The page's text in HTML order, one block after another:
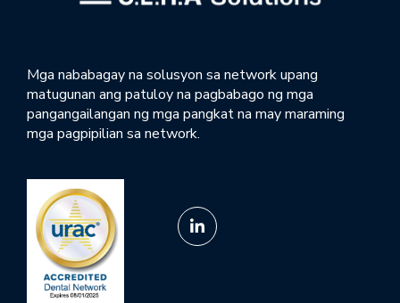
Mga nababagay na solusyon sa network upang
matugunan ang patuloy na pagbabago ng mga
pangangailangan ng mga pangkat na may maraming
mga pagpipilian sa network.